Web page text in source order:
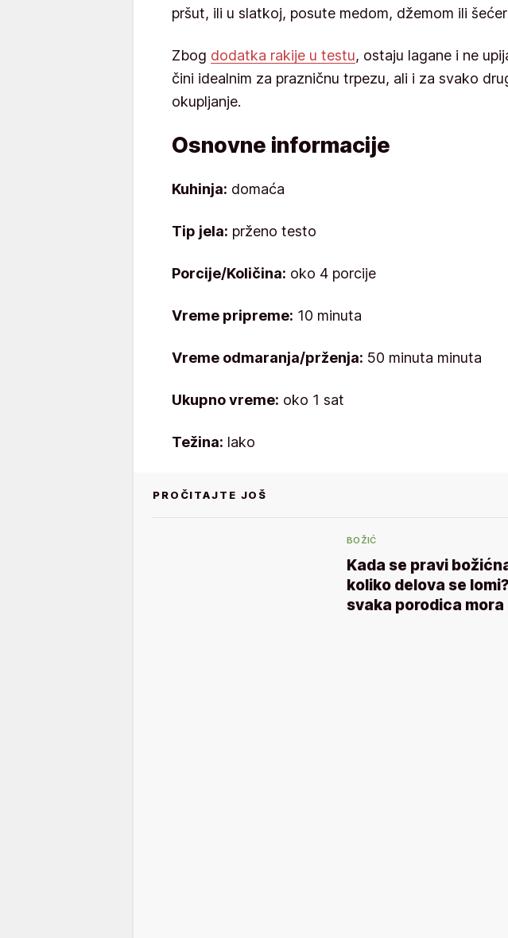
pršut, ili u slatkoj, posute medom, džemom ili
Zbog dodatka rakije u testu, ostaju lagane i ne
čini idealnim za prazničnu trpezu, ali i za svako
okupljanje.
Osnovne informacije
Kuhinja: domaća
Tip jela: prženo testo
Porcije/Količina: oko 4 porcije
Vreme pripreme: 10 minuta
Vreme odmaranja/prženja: 50 minuta minuta
Ukupno vreme: oko 1 sat
Težina: lako
PROČITAJTE JOŠ
BOŽIĆ
Kada se pravi
koliko delova se
svaka porodica mora